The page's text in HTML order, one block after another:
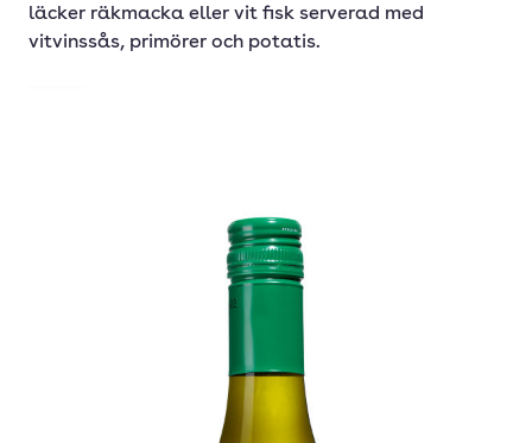
läcker räkmacka eller vit fisk serverad med
vitvinssås, primörer och potatis.